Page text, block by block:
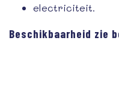
electriciteit.
Beschikbaarheid zie